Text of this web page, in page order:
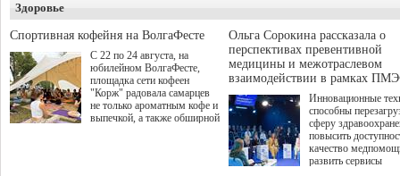
а сам он
Здоровье
Спортивная кофейня на ВолгаФесте
С 22 по 24 августа, на
юбилейном ВолгаФесте,
площадка сети кофеен
"Корж" радовала самарцев
не только ароматным кофе и
выпечкой, а также обширной
Ольга Сорокина рассказала о
перспективах превентивной
медицины и межотраслевом
взаимодействии в рамках
Инновационные
способны
сферу
повысить
качество
развить сервисы